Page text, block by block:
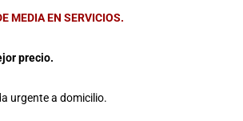
MEDIA EN SERVICIOS.
precio.
urgente a domicilio.